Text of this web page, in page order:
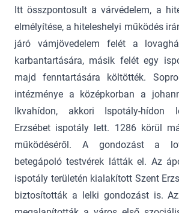
Itt összpontosult a várvédelem, a
elmélyítése, a hiteleshelyi működés
járó vámjövedelem felét a
karbantartására, másik felét egy
majd fenntartására költötték.
intézménye a középkorban a
Ikvahídon, akkori Ispotály-hídon
Erzsébet ispotály lett. 1286 körül
működéséről. A gondozást a
betegápoló testvérek látták el. Az
ispotály területén kialakított Szent
biztosították a lelki gondozást is.